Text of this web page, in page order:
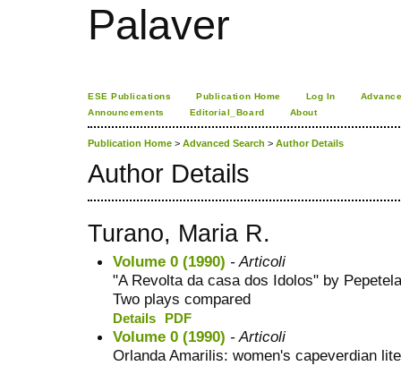
Palaver
ESE Publications Publication Home Log In
Announcements
Editorial_Board About
Publication Home > Advanced Search > Author Details
Author Details
Turano, Maria R.
Volume 0 (1990) - Articoli
"A Revolta da casa dos Idolos" by
Two plays compared
Details PDF
Volume 0 (1990) - Articoli
Orlanda Amarilis: women's capeverdian